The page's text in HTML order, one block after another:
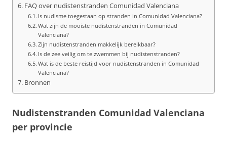
FAQ over nudistenstranden Comunidad Valenciana
Is nudisme toegestaan op stranden in Comunidad Valenciana?
Wat zijn de mooiste nudistenstranden in Comunidad
Valenciana?
Zijn nudistenstranden makkelijk bereikbaar?
Is de zee veilig om te zwemmen bij nudistenstranden?
Wat is de beste reistijd voor nudistenstranden in Comunidad
Valenciana?
Bronnen
Nudistenstranden Comunidad Valenciana
per provincie